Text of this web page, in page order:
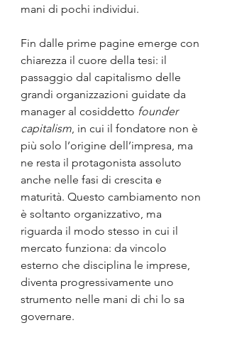
mani di pochi individui.
Fin dalle prime pagine emerge con
chiarezza il cuore della tesi: il
passaggio dal capitalismo delle
grandi organizzazioni guidate da
manager al cosiddetto founder
capitalism, in cui il fondatore non è
più solo l’origine dell’impresa, ma
ne resta il protagonista assoluto
anche nelle fasi di crescita e
maturità. Questo cambiamento non
è soltanto organizzativo, ma
riguarda il modo stesso in cui il
mercato funziona: da vincolo
esterno che disciplina le imprese,
diventa progressivamente uno
strumento nelle mani di chi lo sa
governare.